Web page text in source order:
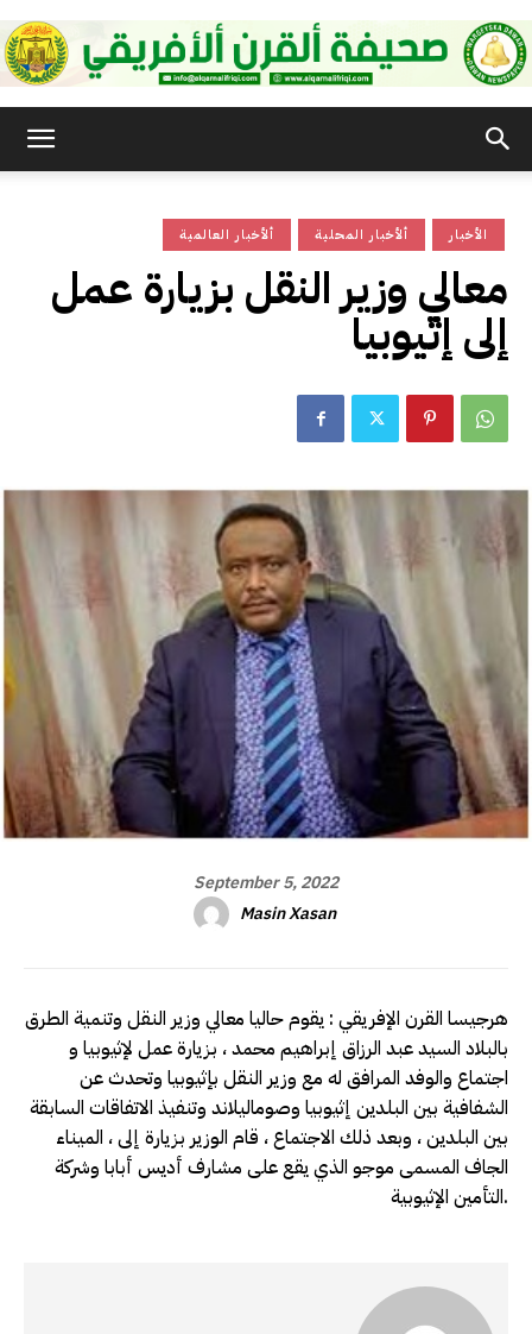
القرنألأخبار العالمية ألأخبار المحلية الأخبار
معالي وزير النقل بزيارة عمل
إلى إثيوبيا
September 5, 2022
Masin Xasan
هرجيسا القرن الإفريقي : يقوم حاليا معالي وزير النقل وتنمية الطرق
بالبلاد السيد عبد الرزاق إبراهيم محمد ، بزيارة عمل لإثيوبيا و
اجتماع والوفد المرافق له مع وزير النقل بإثيوبيا وتحدث عن
الشفافية بين البلدين إثيوبيا وصوماليلاند وتنفيذ الاتفاقات السابقة
بين البلدين ، وبعد ذلك الاجتماع ، قام الوزير بزيارة إلى ، الميناء
الجاف المسمى موجو الذي يقع على مشارف أديس أبابا وشركة
التأمين الإثيوبية.